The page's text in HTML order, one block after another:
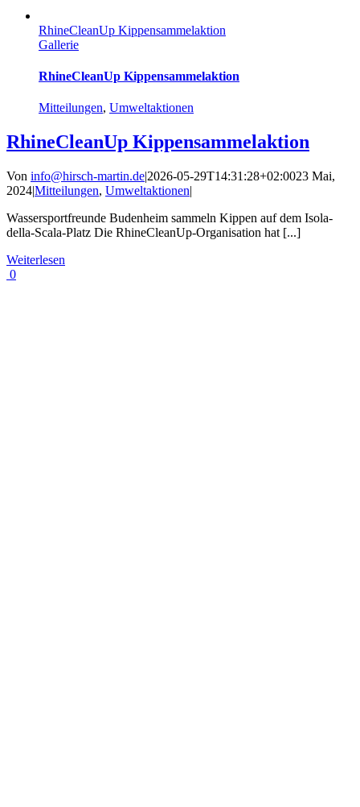
RhineCleanUp Kippensammelaktion
Gallerie
RhineCleanUp Kippensammelaktion
Mitteilungen, Umweltaktionen
RhineCleanUp Kippensammelaktion
Von info@hirsch-martin.de|2026-05-29T14:31:28+02:0023 Mai,
2024|Mitteilungen, Umweltaktionen|
Wassersportfreunde Budenheim sammeln Kippen auf dem Isola-
della-Scala-Platz Die RhineCleanUp-Organisation hat [...]
Weiterlesen
0